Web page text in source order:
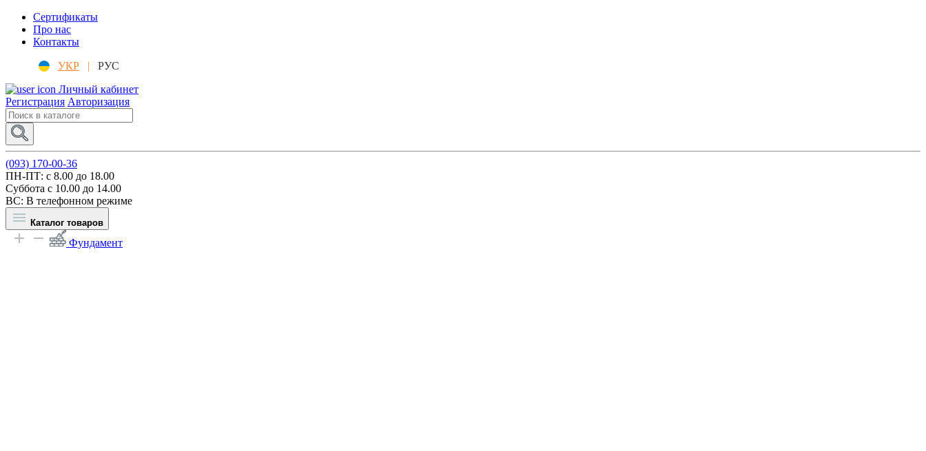
Сертификаты
Про нас
Контакты
УКР |
РУС
Личный кабинет
Регистрация Авторизация
(093) 170-00-36
ПН-ПТ: c 8.00 до 18.00
Суббота с 10.00 до 14.00
ВС: В телефонном режиме
Каталог товаров
Фундамент